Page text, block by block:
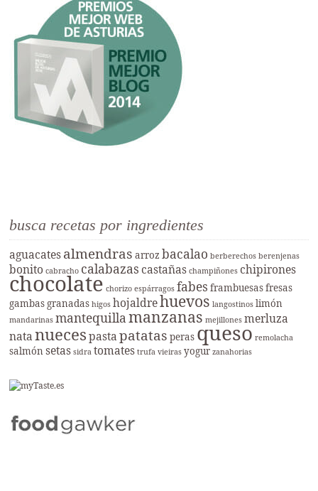
busca recetas por ingredientes
aguacatesalmendras arroz bacalao berberechos berenjenas
bonito cabracho calabazas castañas champiñones chipirones
chocolate chorizo espárragos fabes frambuesasfresas
gambas granadas higos hojaldrehuevos langostinos limón
mandarinas mantequillamanzanas mejillones merluza
nata nueces pasta patatas peras queso remolacha
salmónsetas sidra tomates trufa vieiras yogur zanahorias